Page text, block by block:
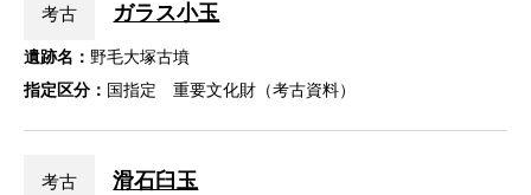
考古 ガラス小玉
遺跡名： 野毛大塚古墳
指定区分： 国指定 重要文化財（考古資料）
考古 滑石臼玉